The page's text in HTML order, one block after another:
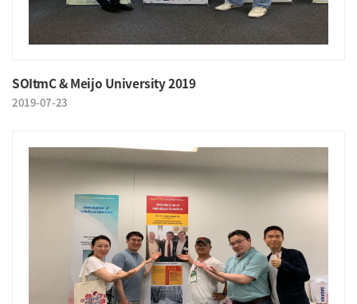
SOItmC & Meijo University 2019
2019-07-23